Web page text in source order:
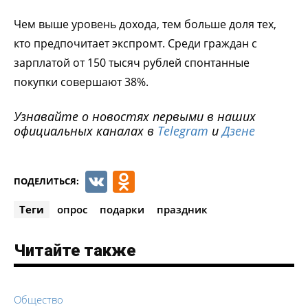
Чем выше уровень дохода, тем больше доля тех,
кто предпочитает экспромт. Среди граждан с
зарплатой от 150 тысяч рублей спонтанные
покупки совершают 38%.
Узнавайте о новостях первыми в наших
официальных каналах в Telegram иДзене
ПОДЕЛИТЬСЯ: VK
Теги опрос подарки праздник
Читайте также
Общество